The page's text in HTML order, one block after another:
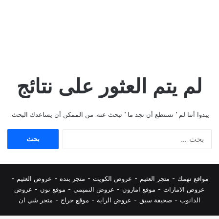
لم يتم العثور على نتائج
يبدوا أننا لم ’ نستطع أن نجد ما ’ تبحث عنه. من الممكن أن يساعدك البحث.
مواقع تهمك - متجر العثيم - عروض الكويت - متجر بنده - عروض العثيم -
عروض الامارات - موقع امازون - عروض التميمي - موقع نون - عروض
الدانوب - صحيفة سبق - عروض الراية - موقع حراج - متجر شي ان